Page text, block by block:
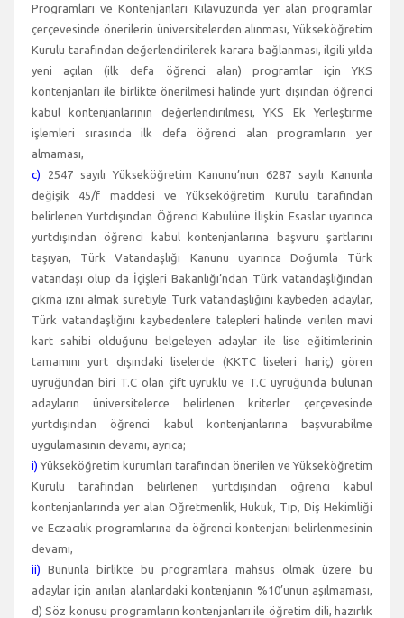
Programları ve Kontenjanları Kılavuzunda yer alan programlar
çerçevesinde önerilerin üniversitelerden alınması, Yükseköğretim
Kurulu tarafından değerlendirilerek karara bağlanması, ilgili yılda
yeni açılan (ilk defa öğrenci alan) programlar için YKS
kontenjanları ile birlikte önerilmesi halinde yurt dışından öğrenci
kabul kontenjanlarının değerlendirilmesi, YKS Ek Yerleştirme
işlemleri sırasında ilk defa öğrenci alan programların yer
almaması,
c) 2547 sayılı Yükseköğretim Kanunu’nun 6287 sayılı Kanunla
değişik 45/f maddesi ve Yükseköğretim Kurulu tarafından
belirlenen Yurtdışından Öğrenci Kabulüne İlişkin Esaslar uyarınca
yurtdışından öğrenci kabul kontenjanlarına başvuru şartlarını
taşıyan, Türk Vatandaşlığı Kanunu uyarınca Doğumla Türk
vatandaşı olup da İçişleri Bakanlığı’ndan Türk vatandaşlığından
çıkma izni almak suretiyle Türk vatandaşlığını kaybeden adaylar,
Türk vatandaşlığını kaybedenlere talepleri halinde verilen mavi
kart sahibi olduğunu belgeleyen adaylar ile lise eğitimlerinin
tamamını yurt dışındaki liselerde (KKTC liseleri hariç) gören
uyruğundan biri T.C olan çift uyruklu ve T.C uyruğunda bulunan
adayların üniversitelerce belirlenen kriterler çerçevesinde
yurtdışından öğrenci kabul kontenjanlarına başvurabilme
uygulamasının devamı, ayrıca;
i) Yükseköğretim kurumları tarafından önerilen ve Yükseköğretim
Kurulu tarafından belirlenen yurtdışından öğrenci kabul
kontenjanlarında yer alan Öğretmenlik, Hukuk, Tıp, Diş Hekimliği
ve Eczacılık programlarına da öğrenci kontenjanı belirlenmesinin
devamı,
ii) Bununla birlikte bu programlara mahsus olmak üzere bu
adaylar için anılan alanlardaki kontenjanın %10’unun aşılmaması,
d) Söz konusu programların kontenjanları ile öğretim dili, hazırlık